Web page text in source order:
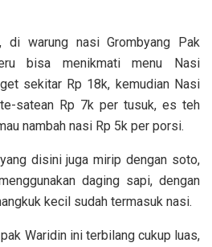
di warung nasi Grombyang Pak
bisa menikmati menu Nasi
sekitar Rp 18k, kemudian Nasi
satean Rp 7k per tusuk, es teh
nambah nasi Rp 5k per porsi.
disini juga mirip dengan soto,
daging sapi, dengan
kecil sudah termasuk nasi.
Waridin ini terbilang cukup luas,